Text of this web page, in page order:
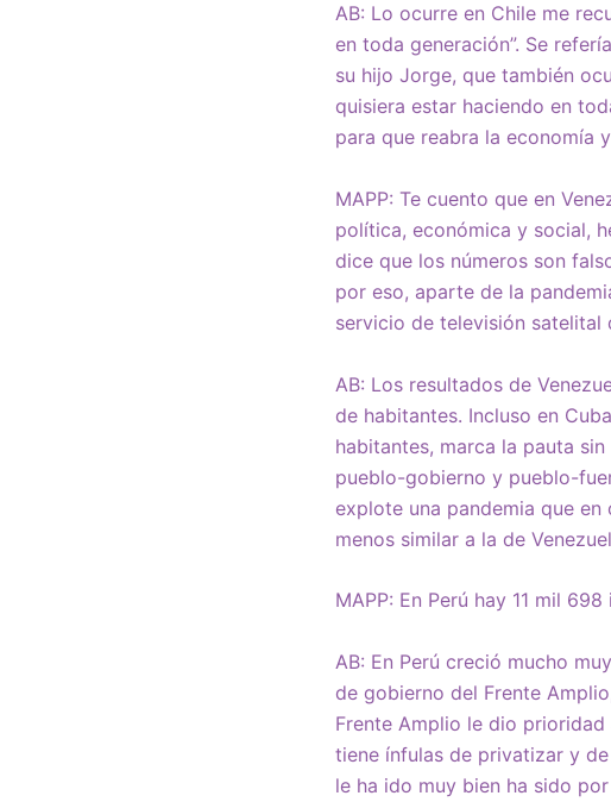
AB: Lo ocurre en Chile me
en toda generación”. Se
su hijo Jorge, que también
quisiera estar haciendo en
para que reabra la economía
MAPP: Te cuento que en
política, económica y social,
dice que los números son
por eso, aparte de la
servicio de televisión satelital
AB: Los resultados de
de habitantes. Incluso en
habitantes, marca la pauta
pueblo-gobierno y pueblo-
explote una pandemia que
menos similar a la de
MAPP: En Perú hay 11 mil
AB: En Perú creció mucho
de gobierno del Frente
Frente Amplio le dio
tiene ínfulas de privatizar y
le ha ido muy bien ha sido